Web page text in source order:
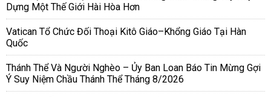
Dựng Một Thế Giới Hài Hòa Hơn
Vatican Tổ Chức Đối Thoại Kitô Giáo–Khổng Giáo Tại Hàn
Quốc
Thánh Thể Và Người Nghèo – Ủy Ban Loan Báo Tin Mừng Gợi
Ý Suy Niệm Chầu Thánh Thể Tháng 8/2026